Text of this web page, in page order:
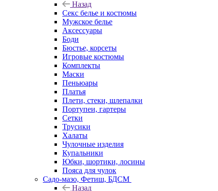
Назад
Секс белье и костюмы
Мужское белье
Аксессуары
Боди
Бюстье, корсеты
Игровые костюмы
Комплекты
Маски
Пеньюары
Платья
Плети, стеки, шлепалки
Портупеи, гартеры
Сетки
Трусики
Халаты
Чулочные изделия
Купальники
Юбки, шортики, лосины
Пояса для чулок
Садо-мазо, Фетиш, БДСМ
Назад